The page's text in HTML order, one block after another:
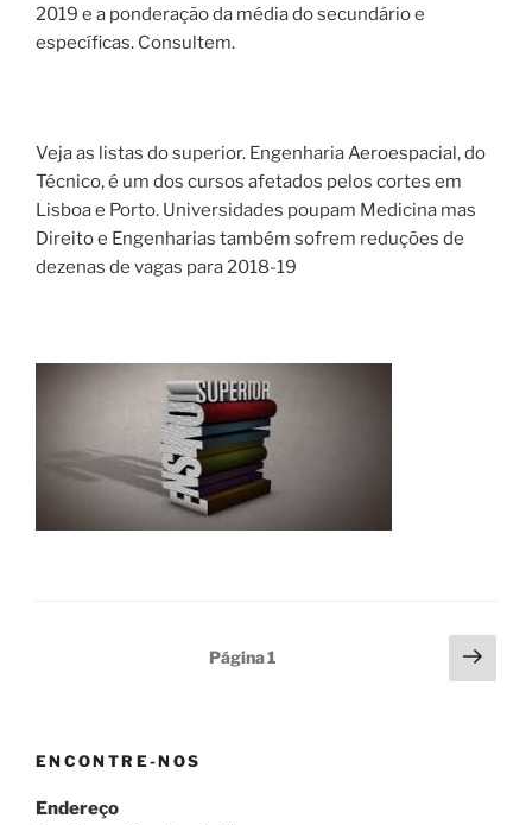
2019 e a ponderação da média do secundário e
específicas. Consultem.
Veja as listas do superior. Engenharia Aeroespacial, do
Técnico, é um dos cursos afetados pelos cortes em
Lisboa e Porto. Universidades poupam Medicina mas
Direito e Engenharias também sofrem reduções de
dezenas de vagas para 2018-19
Página1
ENCONTRE-NOS
Endereço